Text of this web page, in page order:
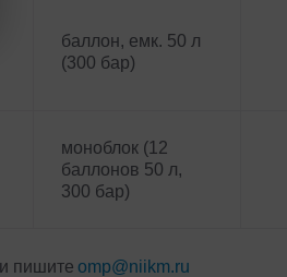
баллон, емк. 50 л
(300 бар)
моноблок (12
баллонов 50 л,
300 бар)
пишите omp@niikm.ru